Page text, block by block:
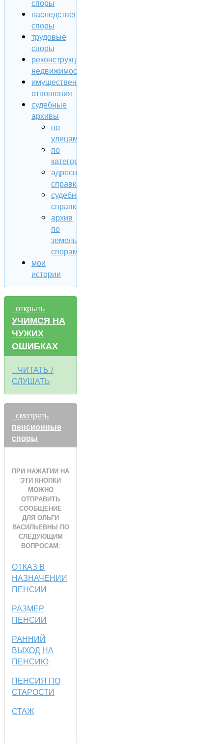
споры
наследственные
споры
трудовые
споры
реконструкция
недвижимости
имущественные
отношения
судебные
архивы
по
улицам
по
категориям
адресная
справка
судебная
справка
архив
по
земельным
спорам
мои
истории
открыть
УЧИМСЯ НА
ЧУЖИХ
ОШИБКАХ
...ЧИТАТЬ /
СЛУШАТЬ
смотреть
пенсионные
споры
ПРИ НАЖАТИИ НА
ЭТИ КНОПКИ
МОЖНО
ОТПРАВИТЬ
СООБЩЕНИЕ
ДЛЯ ОЛЬГИ
ВАСИЛЬЕВНЫ ПО
СЛЕДУЮЩИМ
ВОПРОСАМ:
ОТКАЗ В
НАЗНАЧЕНИИ
ПЕНСИИ
РАЗМЕР
ПЕНСИИ
РАННИЙ
ВЫХОД НА
ПЕНСИЮ
ПЕНСИЯ ПО
СТАРОСТИ
СТАЖ